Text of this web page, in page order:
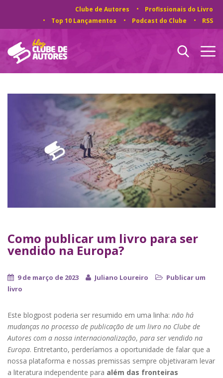
Clube de Autores
Profissionais do Livro
Top 10 Lançamentos
Podcast do Clube RSS
Como publicar um livro para ser
vendido na Europa?
9 de março de 2023 Juliano Loureiro
Publicar um
livro
Este blogpost poderia ser resumido em uma linha: não há
mudanças no processo de publicação de um livro no Clube de
Autores com a nossa internacionalização, para ser vendido na
Europa. Entretanto, perderíamos a oportunidade de falar que a
nossa plataforma e nossas premissas sempre objetivaram levar
a literatura independente para além das fronteiras